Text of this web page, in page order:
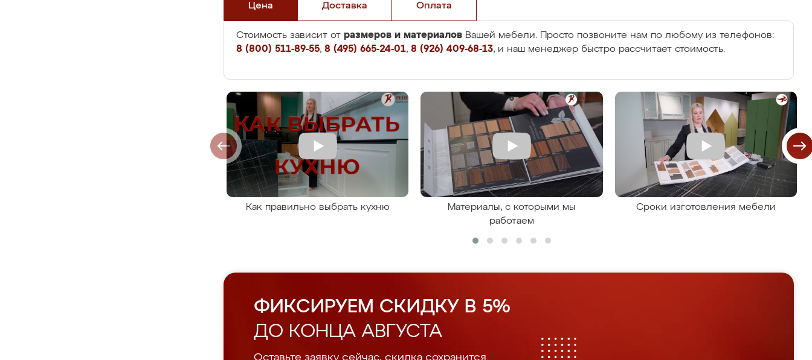
Цена Доставка Оплата
Стоимость зависит от размеров и материалов Вашей мебели. Просто позвоните нам по любому из телефонов:
8 (800) 511-89-55, 8 (495) 665-24-01, 8 (926) 409-68-13, и наш менеджер быстро рассчитает стоимость.
Как правильно выбрать кухню
Материалы, с которыми мы
работаем
Сроки изготовления мебели
ФИКСИРУЕМ СКИДКУ В 5%
ДО КОНЦА АВГУСТА
Оставьте заявку сейчас, скидка сохранится.